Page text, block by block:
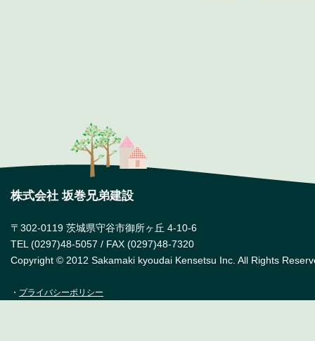
株式会社 坂巻兄弟建設
〒302-0119 茨城県守谷市御所ヶ丘 4-10-6
TEL (0297)48-5057 / FAX (0297)48-7320
Copyright © 2012 Sakamaki kyoudai Kensetsu Inc. All Rights
・ プライバシーポリシー